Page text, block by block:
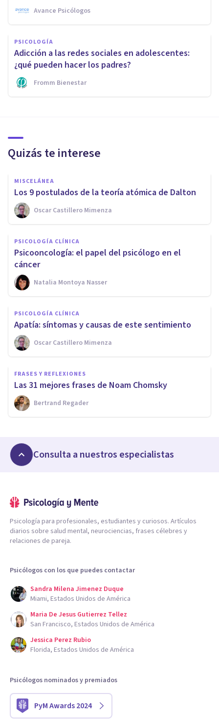
Avance Psicólogos
PSICOLOGÍA
Adicción a las redes sociales en adolescentes:
¿qué pueden hacer los padres?
Fromm Bienestar
Quizás te interese
MISCELÁNEA
Los 9 postulados de la teoría atómica de Dalton
Oscar Castillero Mimenza
PSICOLOGÍA CLÍNICA
Psicooncología: el papel del psicólogo en el
cáncer
Natalia Montoya Nasser
PSICOLOGÍA CLÍNICA
Apatía: síntomas y causas de este sentimiento
Oscar Castillero Mimenza
FRASES Y REFLEXIONES
Las 31 mejores frases de Noam Chomsky
Bertrand Regader
Consulta a nuestros especialistas
Psicología para profesionales, estudiantes y curiosos. Artículos
diarios sobre salud mental, neurociencias, frases célebres y
relaciones de pareja.
Psicólogos con los que puedes contactar
Sandra Milena Jimenez Duque
Miami, Estados Unidos de América
Maria De Jesus Gutierrez Tellez
San Francisco, Estados Unidos de América
Jessica Perez Rubio
Florida, Estados Unidos de América
Psicólogos nominados y premiados
PyM Awards 2024